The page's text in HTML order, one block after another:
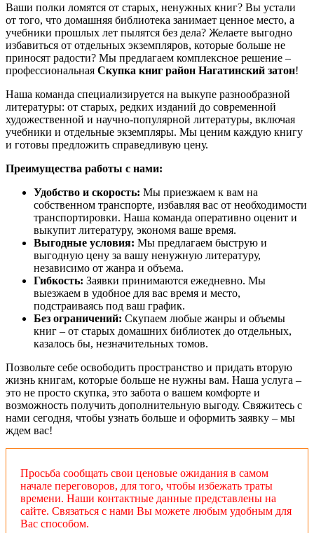
Ваши полки ломятся от старых, ненужных книг? Вы устали
от того, что домашняя библиотека занимает ценное место, а
учебники прошлых лет пылятся без дела? Желаете выгодно
избавиться от отдельных экземпляров, которые больше не
приносят радости? Мы предлагаем комплексное решение –
профессиональная Скупка книг район Нагатинский затон!
Наша команда специализируется на выкупе разнообразной
литературы: от старых, редких изданий до современной
художественной и научно-популярной литературы, включая
учебники и отдельные экземпляры. Мы ценим каждую книгу
и готовы предложить справедливую цену.
Преимущества работы с нами:
Удобство и скорость: Мы приезжаем к вам на
собственном транспорте, избавляя вас от необходимости
транспортировки. Наша команда оперативно оценит и
выкупит литературу, экономя ваше время.
Выгодные условия: Мы предлагаем быструю и
выгодную цену за вашу ненужную литературу,
независимо от жанра и объема.
Гибкость: Заявки принимаются ежедневно. Мы
выезжаем в удобное для вас время и место,
подстраиваясь под ваш график.
Без ограничений: Скупаем любые жанры и объемы
книг – от старых домашних библиотек до отдельных,
казалось бы, незначительных томов.
Позвольте себе освободить пространство и придать вторую
жизнь книгам, которые больше не нужны вам. Наша услуга –
это не просто скупка, это забота о вашем комфорте и
возможность получить дополнительную выгоду. Свяжитесь с
нами сегодня, чтобы узнать больше и оформить заявку – мы
ждем вас!
Просьба сообщать свои ценовые ожидания в самом
начале переговоров, для того, чтобы избежать траты
времени. Наши контактные данные представлены на
сайте. Связаться с нами Вы можете любым удобным для
Вас способом.